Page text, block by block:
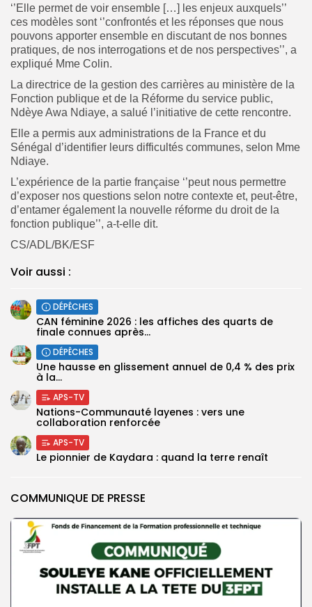
COMMUNIQUE DE PRESSE
‘’Elle permet de voir ensemble […] les enjeux auxquels’’
ces modèles sont ‘’confrontés et les réponses que nous
pouvons apporter ensemble en discutant de nos bonnes
pratiques, de nos interrogations et de nos perspectives’’, a
expliqué Mme Colin.
La directrice de la gestion des carrières au ministère de la
Fonction publique et de la Réforme du service public,
Ndèye Awa Ndiaye, a salué l’initiative de cette rencontre.
Elle a permis aux administrations de la France et du
Sénégal d’identifier leurs difficultés communes, selon Mme
Ndiaye.
L’expérience de la partie française ‘’peut nous permettre
d’exposer nos questions selon notre contexte et, peut-être,
d’entamer également la nouvelle réforme du droit de la
fonction publique’’, a-t-elle dit.
CS/ADL/BK/ESF
Voir aussi :
DÉPÊCHES
CAN féminine 2026 : les affiches des quarts de
finale connues après...
DÉPÊCHES
Une hausse en glissement annuel de 0,4 % des prix
à la...
APS-TV
Nations-Communauté layenes : vers une
collaboration renforcée
APS-TV
Le pionnier de Kaydara : quand la terre renaît